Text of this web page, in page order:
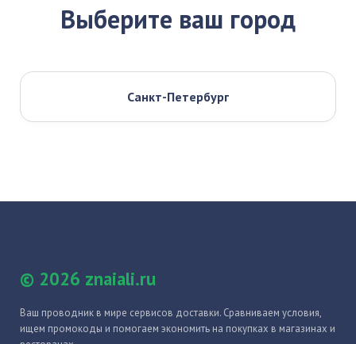
Выберите ваш город
Санкт-Петербург
© 2026 znaiali.ru
Ваш проводник в мире сервисов доставки. Сравниваем условия,
ищем промокоды и помогаем экономить на покупках в магазинах и